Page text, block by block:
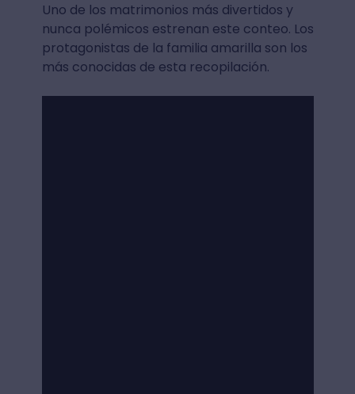
Uno de los matrimonios más divertidos y
nunca polémicos estrenan este conteo. Los
protagonistas de la familia amarilla son los
más conocidas de esta recopilación.